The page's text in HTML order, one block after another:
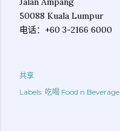
50088 Kuala Lumpur
电话：+60 3-2166 6000
共享
Labels: 吃喝 Food n Beverage